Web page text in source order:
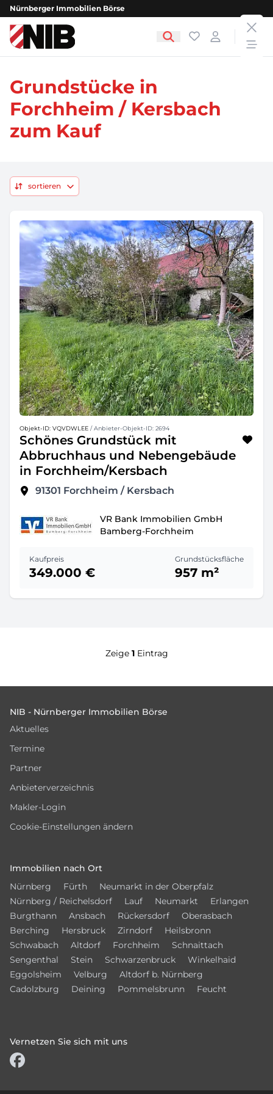
Nürnberger Immobilien Börse
NIB - Nürnberger Immobilien Börse Favoriten
Login
Grundstücke in
Forchheim / Kersbach
zum Kauf
sortieren
Objekt-ID: VQVDWLEE / Anbieter-Objekt-ID: 2694
Schönes Grundstück mit
Abbruchhaus und Nebengebäude
in Forchheim/Kersbach
91301 Forchheim / Kersbach
VR Bank Immobilien GmbH
Bamberg-Forchheim
Kaufpreis
349.000 €
Grundstücksfläche
957 m²
Zeige 1Eintrag
NIB - Nürnberger Immobilien Börse
Aktuelles
Termine
Partner
Anbieterverzeichnis
Makler-Login
Cookie-Einstellungen ändern
Immobilien nach Ort
Nürnberg
Fürth
Neumarkt in der Oberpfalz
Nürnberg / Reichelsdorf
Lauf Neumarkt
Erlangen
Burgthann
Ansbach Rückersdorf
Oberasbach
Berching
Hersbruck Zirndorf
Heilsbronn
Schwabach
Altdorf Forchheim
Schnaittach
Sengenthal
Stein Schwarzenbruck
Winkelhaid
Eggolsheim
Velburg
Altdorf b. Nürnberg
Cadolzburg
Deining Pommelsbrunn Feucht
Vernetzen Sie sich mit uns